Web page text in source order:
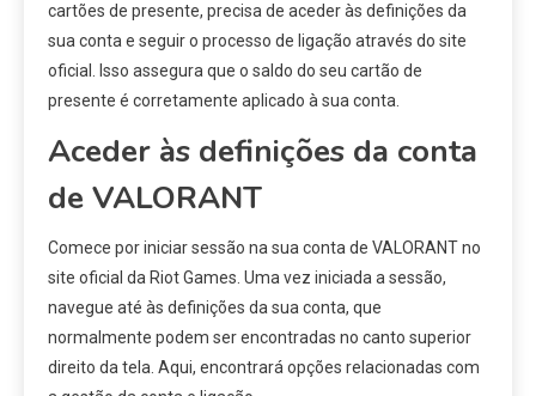
cartões de presente, precisa de aceder às definições da
sua conta e seguir o processo de ligação através do site
oficial. Isso assegura que o saldo do seu cartão de
presente é corretamente aplicado à sua conta.
Aceder às definições da conta
de VALORANT
Comece por iniciar sessão na sua conta de VALORANT no
site oficial da Riot Games. Uma vez iniciada a sessão,
navegue até às definições da sua conta, que
normalmente podem ser encontradas no canto superior
direito da tela. Aqui, encontrará opções relacionadas com